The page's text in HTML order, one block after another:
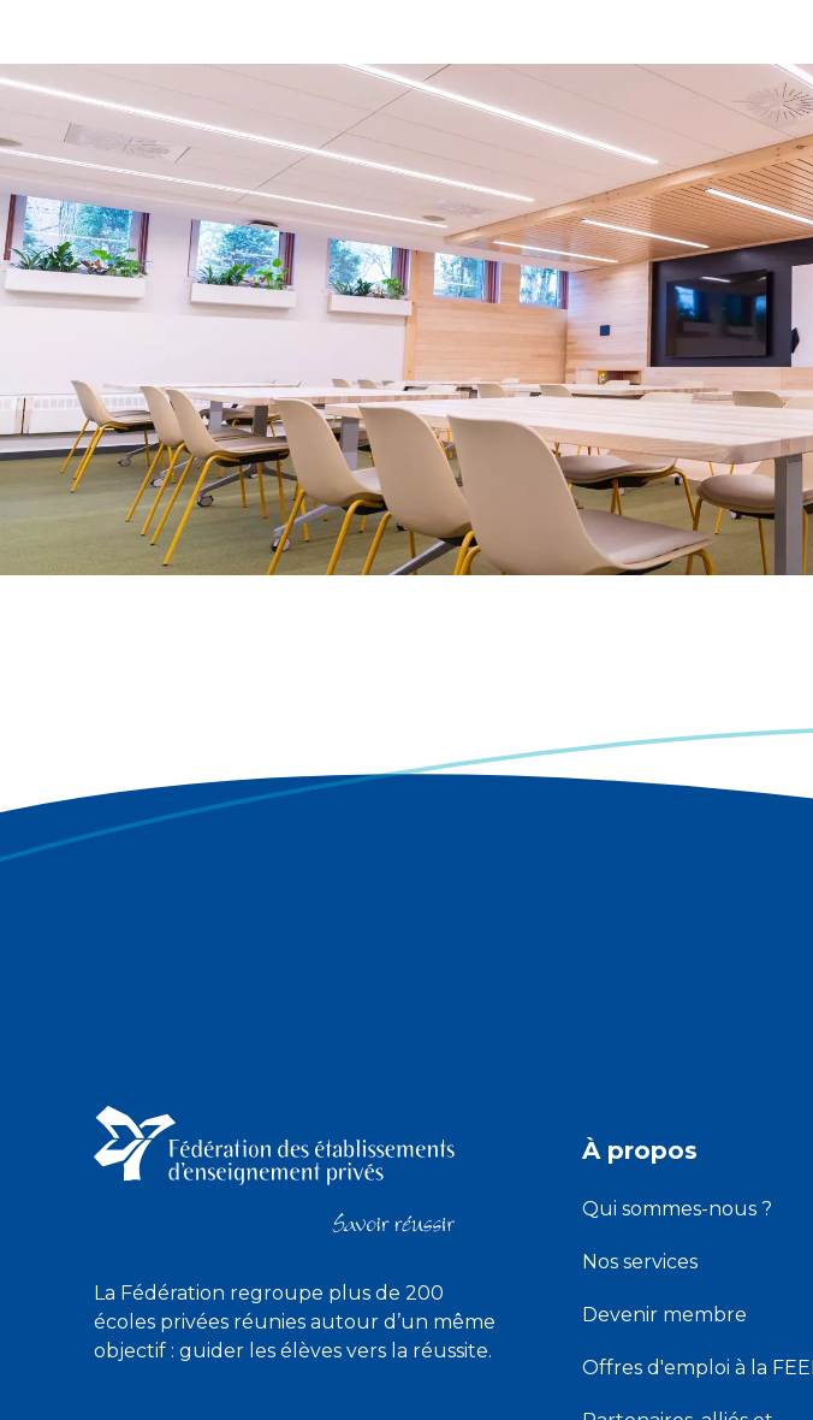
La Fédération regroupe plus de 200
écoles privées réunies autour d’un même
objectif : guider les élèves vers la réussite.
À propos
Qui sommes-nous ?
Nos services
Devenir membre
Offres d'emploi à la